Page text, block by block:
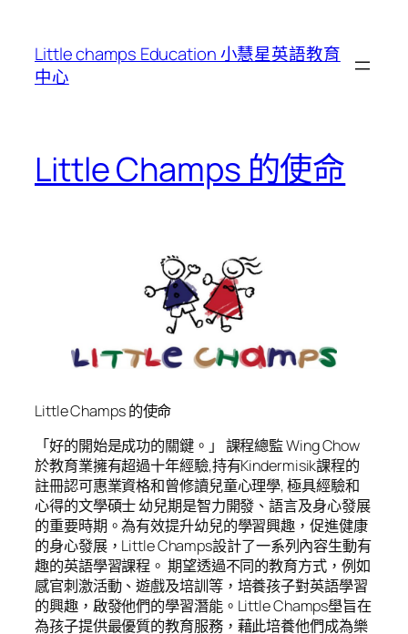
Little champs Education 小慧星英語教育
中心
Little Champs 的使命
Little Champs 的使命
「好的開始是成功的關鍵。」 課程總監 Wing Chow
於教育業擁有超過十年經驗,持有Kindermisik課程的
註冊認可惠業資格和曾修讀兒童心理學, 極具經驗和
心得的文學碩士 幼兒期是智力開發、語言及身心發展
的重要時期。為有效提升幼兒的學習興趣，促進健康
的身心發展，Little Champs設計了一系列內容生動有
趣的英語學習課程。 期望透過不同的教育方式，例如
感官刺激活動、遊戲及培訓等，培養孩子對英語學習
的興趣，啟發他們的學習潛能。Little Champs壆旨在
為孩子提供最優質的教育服務，藉此培養他們成為樂